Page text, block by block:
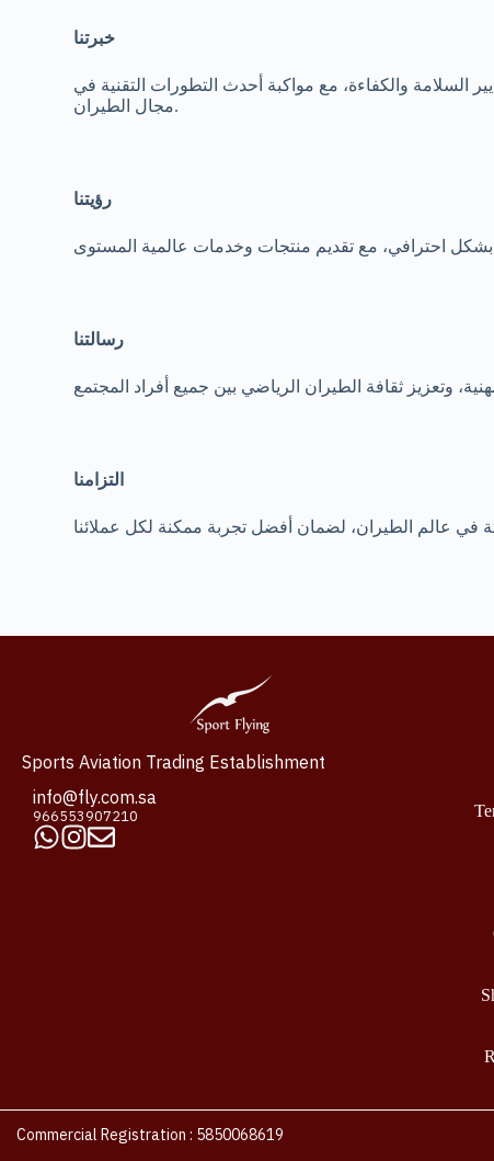
خبرتنا
والكفاءة، مع مواكبة أحدث التطورات التقنية في
مجال الطيران.
رؤيتنا
رسالتنا
التزامنا
في عالم الطيران، لضمان أفضل تجربة ممكنة لكل عملائنا
Sports Aviation Trading Establishment
info@fly.com.sa
966553907210
Commercial Registration : 5850068619